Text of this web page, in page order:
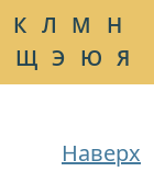
К Л М
Н
Щ Э Ю Я
Наверх